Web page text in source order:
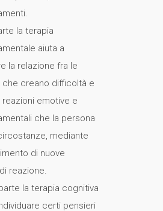
la terapia
aiuta a
la relazione fra le
che creano difficoltà e
reazioni emotive e
che la persona
mediante
di nuove
reazione.
la terapia cognitiva
certi pensieri